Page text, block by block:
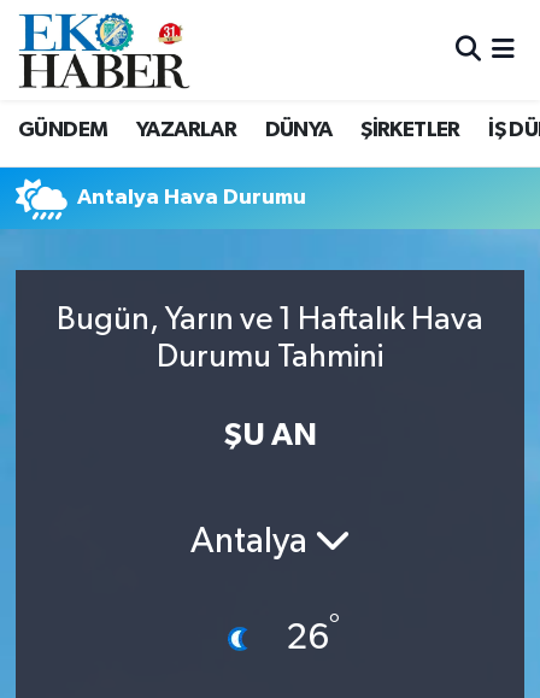
GÜNDEM YAZARLAR DÜNYA ŞİRKETLER İŞ
Antalya Hava Durumu
Bugün, Yarın ve 1 Haftalık Hava
Durumu Tahmini
ŞU AN
Antalya
26°
Hava Durumu
Süper Lig Puan Durumu ve Fikstür
Tüm Manşetler
Son Dakika Haberleri